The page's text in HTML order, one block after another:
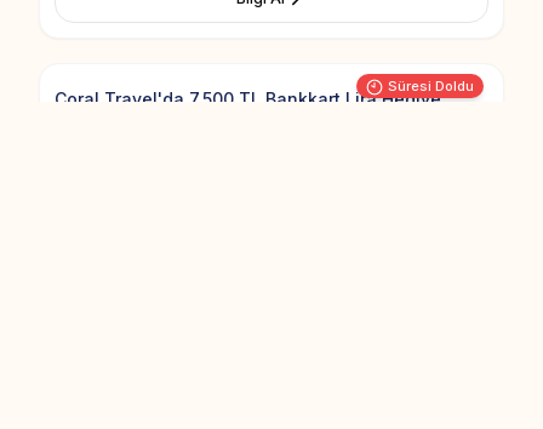
Süresi Doldu
Add to
Coral Travel'da 7.500 TL Bankkart Lira Hediye